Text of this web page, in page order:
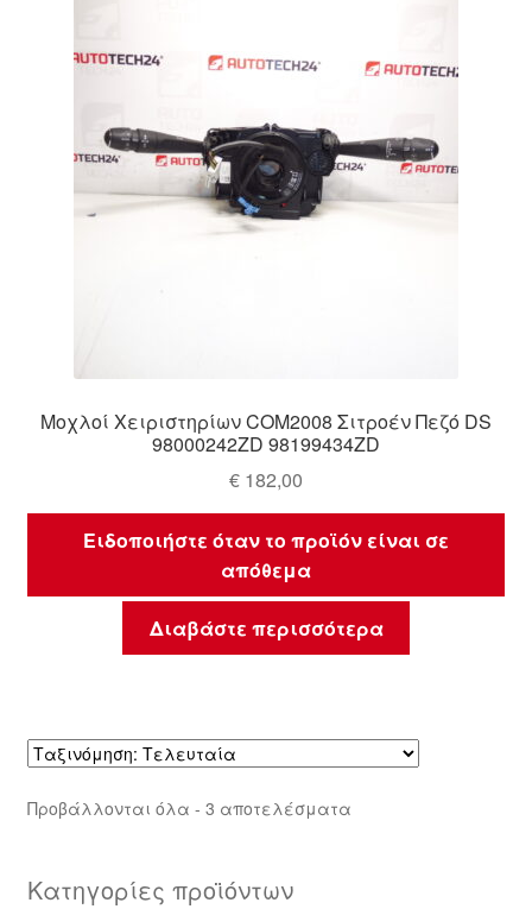
Μοχλοί Χειριστηρίων COM2008 Σιτροέν Πεζό DS
98000242ZD 98199434ZD
€ 182,00
Ειδοποιήστε όταν το προϊόν είναι σε
απόθεμα
Διαβάστε περισσότερα
Προβάλλονται όλα - 3 αποτελέσματαSorted
Κατηγορίες προϊόντων